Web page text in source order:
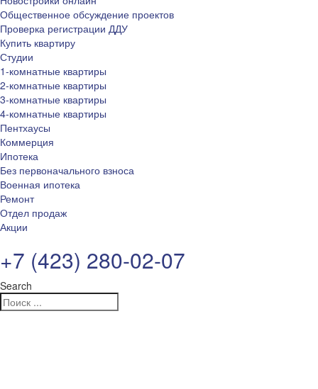
Общественное обсуждение проектов
Проверка регистрации ДДУ
Купить квартиру
Студии
1-комнатные квартиры
2-комнатные квартиры
3-комнатные квартиры
4-комнатные квартиры
Пентхаусы
Коммерция
Ипотека
Без первоначального взноса
Военная ипотека
Ремонт
Отдел продаж
Акции
+7 (423) 280-02-07
Search